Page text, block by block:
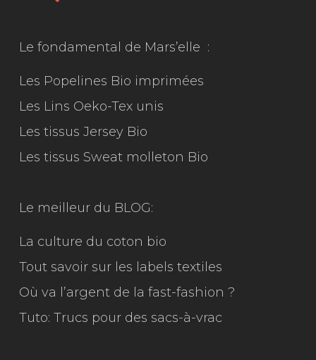
Le fondamental de Mars’elle :
Les Popelines Bio imprimées
Les Lins Oeko-Tex unis
Les tissus Jersey Bio
Les tissus Sweat molleton Bio
Le meilleur du BLOG:
La culture du coton bio
Tout savoir sur les labels textiles
Où va l’argent de la fast-fashion ?
Tuto: Trucs pour des sacs-à-vrac